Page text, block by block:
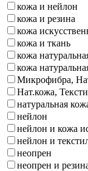
кожа и нейлон
кожа и резина
кожа
кожа и ткань
кожа
кожа
Микрофибра,
Нат.кожа,
натуральная
нейлон
нейлон и кожа
нейлон и
неопрен
неопрен и